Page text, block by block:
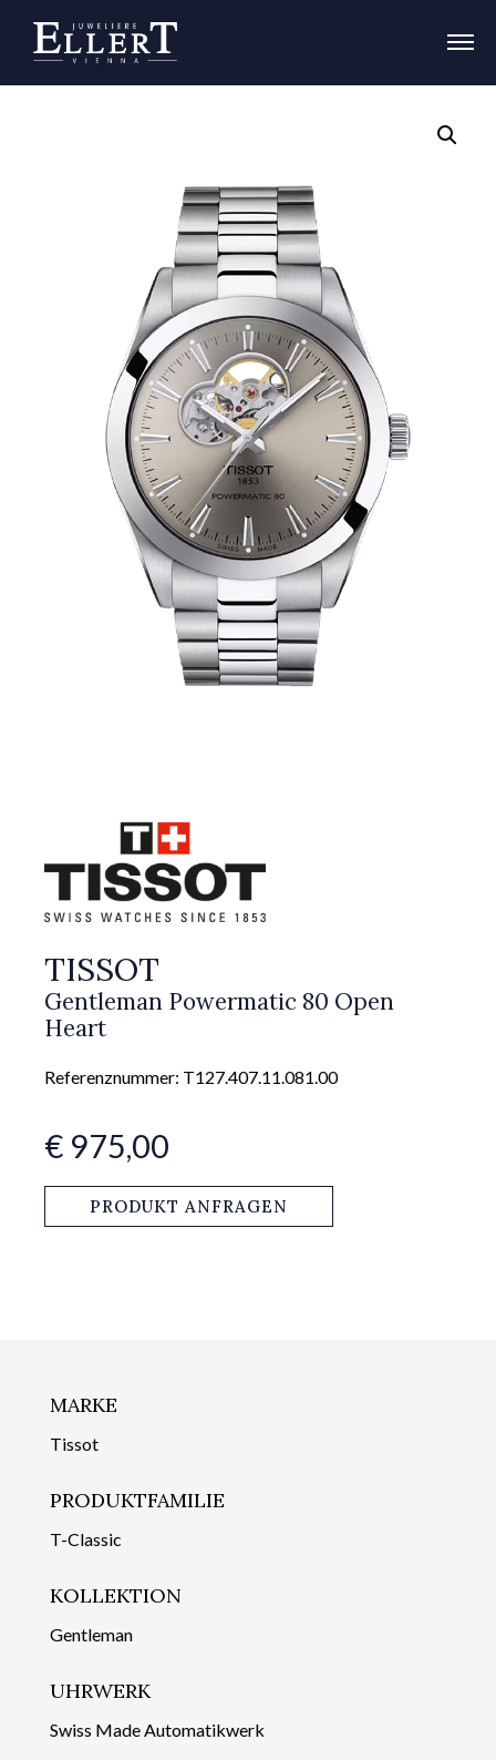
TISSOT
Gentleman Powermatic 80 Open
Heart
Referenznummer: T127.407.11.081.00
€ 975,00
PRODUKT ANFRAGEN
MARKE
Tissot
PRODUKTFAMILIE
T-Classic
KOLLEKTION
Gentleman
UHRWERK
Swiss Made Automatikwerk